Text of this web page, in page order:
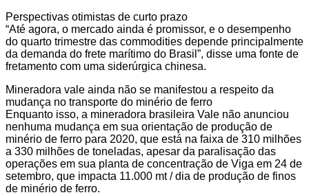
Perspectivas otimistas de curto prazo
“Até agora, o mercado ainda é promissor, e o desempenho
do quarto trimestre das commodities depende principalmente
da demanda do frete marítimo do Brasil”, disse uma fonte de
fretamento com uma siderúrgica chinesa.
Mineradora vale ainda não se manifestou a respeito da
mudança no transporte do minério de ferro
Enquanto isso, a mineradora brasileira Vale não anunciou
nenhuma mudança em sua orientação de produção de
minério de ferro para 2020, que está na faixa de 310 milhões
a 330 milhões de toneladas, apesar da paralisação das
operações em sua planta de concentração de Viga em 24 de
setembro, que impacta 11.000 mt / dia de produção de finos
de minério de ferro.